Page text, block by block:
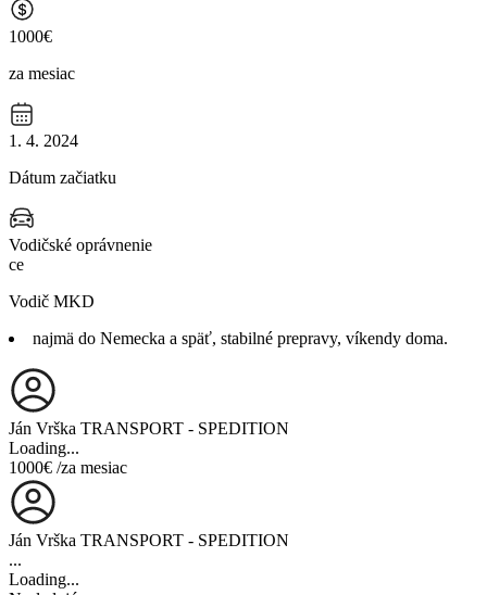
1000€
za mesiac
1. 4. 2024
Dátum začiatku
Vodičské oprávnenie
ce
Vodič MKD
najmä do Nemecka a späť, stabilné prepravy, víkendy doma.
Ján Vrška TRANSPORT - SPEDITION
Loading...
1000€ /za mesiac
Ján Vrška TRANSPORT - SPEDITION
...
Loading...